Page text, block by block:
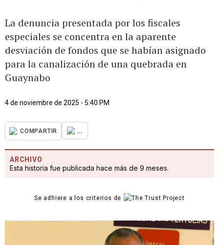
La denuncia presentada por los fiscales
especiales se concentra en la aparente
desviación de fondos que se habían asignado
para la canalización de una quebrada en
Guaynabo
4 de noviembre de 2025 - 5:40 PM
COMPARTIR ...
ARCHIVO
Esta historia fue publicada hace más de 9 meses.
Se adhiere a los criterios de